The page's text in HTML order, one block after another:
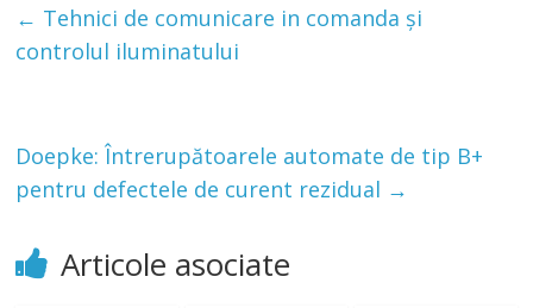
← Tehnici de comunicare in comanda și
controlul iluminatului
Doepke: Întrerupătoarele automate de tip B+
pentru defectele de curent rezidual →
Articole asociate